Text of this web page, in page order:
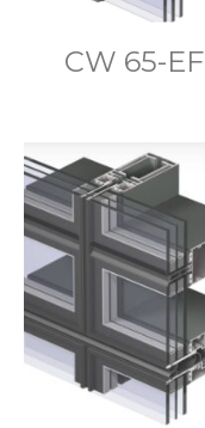
CW 65-EF